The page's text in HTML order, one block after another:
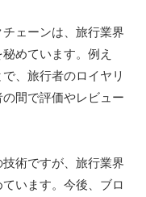
ェーンは、旅行業界
めています。例え
、旅行者のロイヤリ
間で評価やレビュー
術ですが、旅行業界
います。今後、ブロ